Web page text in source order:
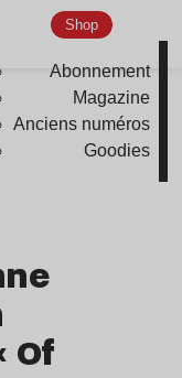
Shop
Abonnement
Magazine
Anciens numéros
Goodies
Of